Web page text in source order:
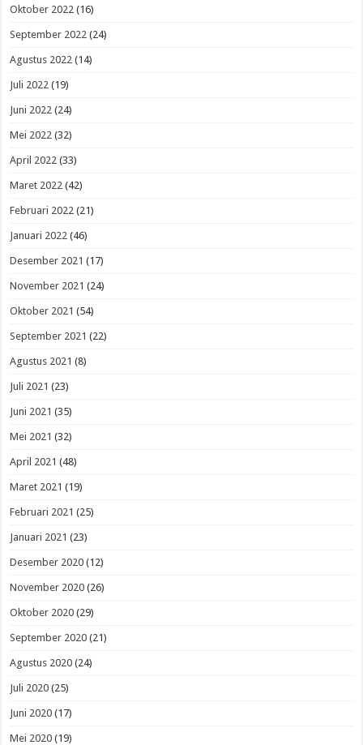
Oktober 2022 (16)
September 2022 (24)
Agustus 2022 (14)
Juli 2022 (19)
Juni 2022 (24)
Mei 2022 (32)
April 2022 (33)
Maret 2022 (42)
Februari 2022 (21)
Januari 2022 (46)
Desember 2021 (17)
November 2021 (24)
Oktober 2021 (54)
September 2021 (22)
Agustus 2021 (8)
Juli 2021 (23)
Juni 2021 (35)
Mei 2021 (32)
April 2021 (48)
Maret 2021 (19)
Februari 2021 (25)
Januari 2021 (23)
Desember 2020 (12)
November 2020 (26)
Oktober 2020 (29)
September 2020 (21)
Agustus 2020 (24)
Juli 2020 (25)
Juni 2020 (17)
Mei 2020 (19)